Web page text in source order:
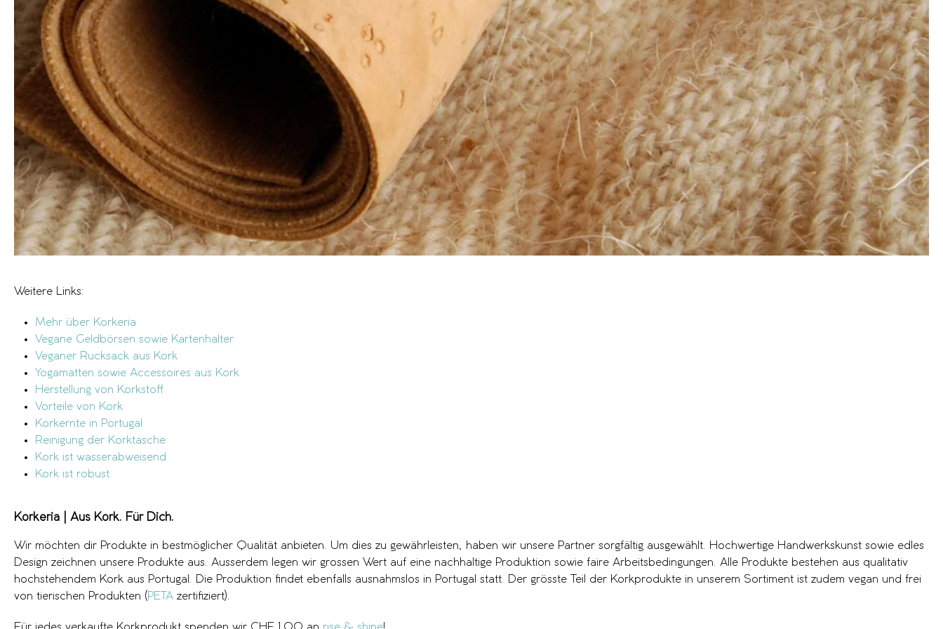
Weitere Links:
Mehr über Korkeria
Vegane Geldbörsen sowie Kartenhalter
Veganer Rucksack aus Kork
Yogamatten sowie Accessoires aus Kork
Herstellung von Korkstoff
Vorteile von Kork
Korkernte in Portugal
Reinigung der Korktasche
Kork ist wasserabweisend
Kork ist robust
Korkeria | Aus Kork. Für Dich.
Wir möchten dir Produkte in bestmöglicher Qualität anbieten. Um dies zu gewährleisten, haben wir unsere Partner sorgfältig ausgewählt. Hochwertige Handwerkskunst sowie edles
Design zeichnen unsere Produkte aus. Ausserdem legen wir grossen Wert auf eine nachhaltige Produktion sowie faire Arbeitsbedingungen. Alle Produkte bestehen aus qualitativ
hochstehendem Kork aus Portugal. Die Produktion findet ebenfalls ausnahmslos in Portugal statt. Der grösste Teil der Korkprodukte in unserem Sortiment ist zudem vegan und frei
von tierischen Produkten ( PETA zertifiziert).